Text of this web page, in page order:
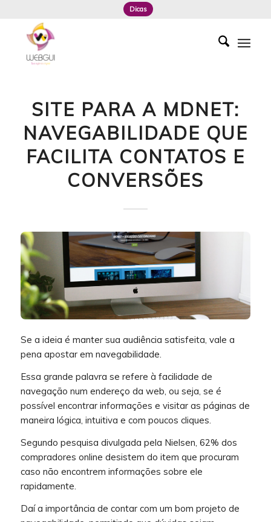
Dicas
SITE PARA A MDNET:
NAVEGABILIDADE QUE
FACILITA CONTATOS E
CONVERSÕES
Se a ideia é manter sua audiência satisfeita, vale a
pena apostar em navegabilidade.
Essa grande palavra se refere à facilidade de
navegação num endereço da web, ou seja, se é
possível encontrar informações e visitar as páginas de
maneira lógica, intuitiva e com poucos cliques.
Segundo pesquisa divulgada pela Nielsen, 62% dos
compradores online desistem do item que procuram
caso não encontrem informações sobre ele
rapidamente.
Daí a importância de contar com um bom projeto de